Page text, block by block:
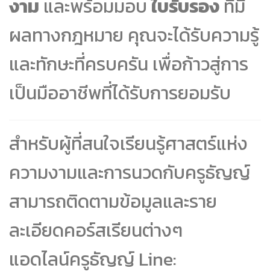
งาม และพร้อมมอบใบรับรอง ที่มี
ผลทางกฎหมาย คุณจะได้รับความรู้
และทักษะที่ครบครัน เพื่อก้าวสู่การ
เป็นมืออาชีพที่ได้รับการยอมรับ
สำหรับผู้ที่สนใจเรียนรู้ศาสตร์แห่ง
ความงามและการนวดกับครูธัญญ์
สามารถติดตามข้อมูลและราย
ละเอียดคอร์สเรียนต่างๆ
แอดไลน์ครูธัญญ์ Line: